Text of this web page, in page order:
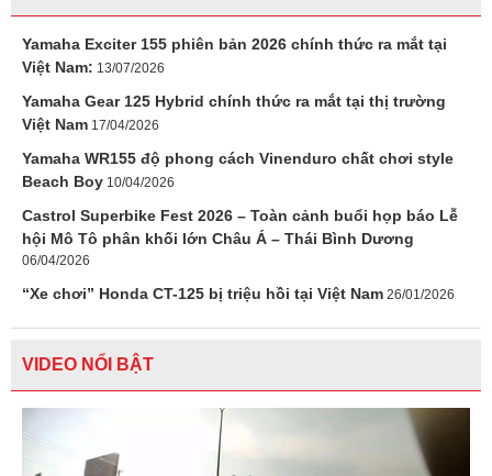
Yamaha Exciter 155 phiên bản 2026 chính thức ra mắt tại
Việt Nam: 13/07/2026
Yamaha Gear 125 Hybrid chính thức ra mắt tại thị trường
Việt Nam 17/04/2026
Yamaha WR155 độ phong cách Vinenduro chất chơi style
Beach Boy 10/04/2026
Castrol Superbike Fest 2026 – Toàn cảnh buổi họp báo Lễ
hội Mô Tô phân khối lớn Châu Á – Thái Bình Dương
06/04/2026
“Xe chơi” Honda CT-125 bị triệu hồi tại Việt Nam 26/01/2026
VIDEO NỔI BẬT